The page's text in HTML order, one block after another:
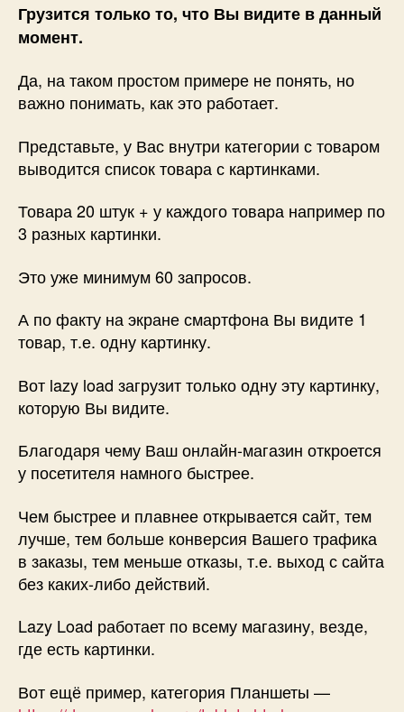
Грузится только то, что Вы видите в данный
момент.
Да, на таком простом примере не понять, но
важно понимать, как это работает.
Представьте, у Вас внутри категории с товаром
выводится список товара с картинками.
Товара 20 штук + у каждого товара например по
3 разных картинки.
Это уже минимум 60 запросов.
А по факту на экране смартфона Вы видите 1
товар, т.е. одну картинку.
Вот lazy load загрузит только одну эту картинку,
которую Вы видите.
Благодаря чему Ваш онлайн-магазин откроется
у посетителя намного быстрее.
Чем быстрее и плавнее открывается сайт, тем
лучше, тем больше конверсия Вашего трафика
в заказы, тем меньше отказы, т.е. выход с сайта
без каких-либо действий.
Lazy Load работает по всему магазину, везде,
где есть картинки.
Вот ещё пример, категория Планшеты —